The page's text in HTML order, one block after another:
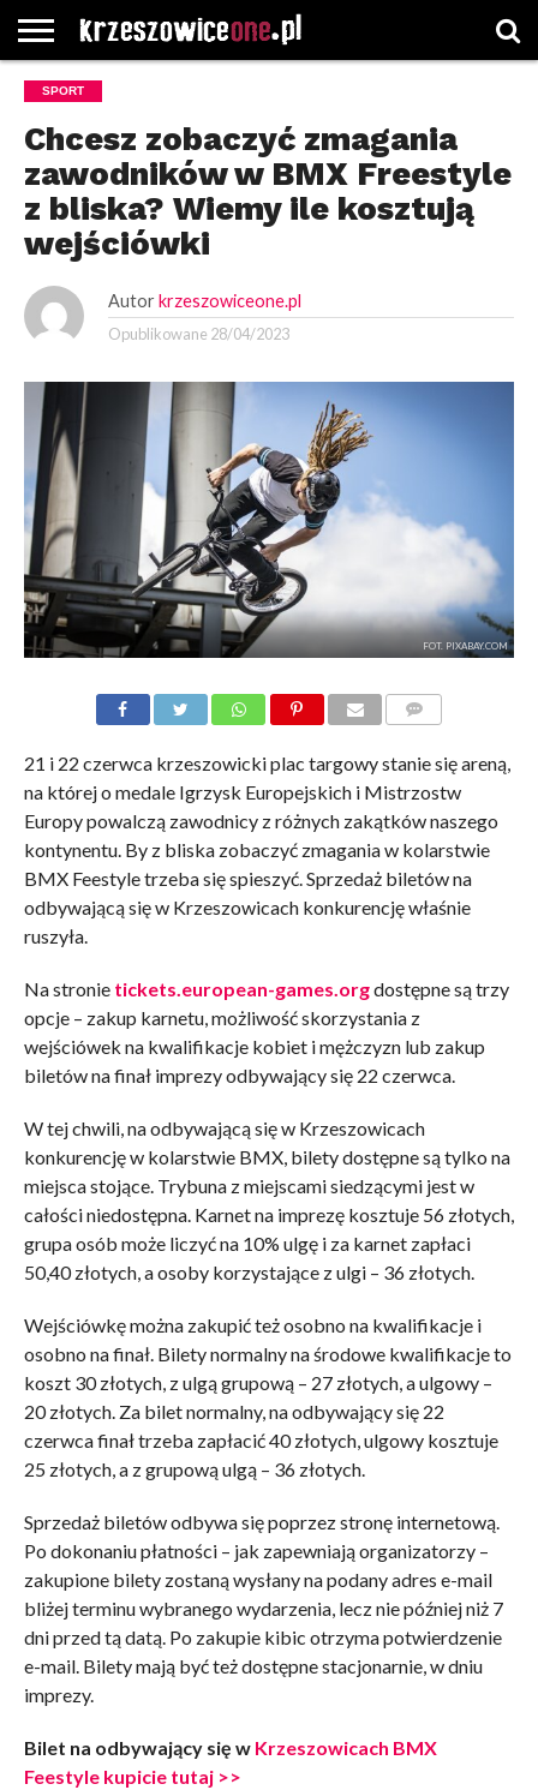
STRONA
GŁÓWNA
WYBORY
WYBIERZ
ROZKŁADY
GREGORCZYK
KONTAKT
SPORT
Chcesz zobaczyć zmagania
zawodników w BMX Freestyle
z bliska? Wiemy ile kosztują
wejściówki
Autor krzeszowiceone.pl
Opublikowane 28/04/2023
FOT. PIXABAY.COM
21 i 22 czerwca krzeszowicki plac targowy stanie się areną,
na której o medale Igrzysk Europejskich i Mistrzostw
Europy powalczą zawodnicy z różnych zakątków naszego
kontynentu. By z bliska zobaczyć zmagania w kolarstwie
BMX Feestyle trzeba się spieszyć. Sprzedaż biletów na
odbywającą się w Krzeszowicach konkurencję właśnie
ruszyła.
Na stronie tickets.european-games.orgdostępne są trzy
opcje – zakup karnetu, możliwość skorzystania z
wejściówek na kwalifikacje kobiet i mężczyzn lub zakup
biletów na finał imprezy odbywający się 22 czerwca.
W tej chwili, na odbywającą się w Krzeszowicach
konkurencję w kolarstwie BMX, bilety dostępne są tylko na
miejsca stojące. Trybuna z miejscami siedzącymi jest w
całości niedostępna. Karnet na imprezę kosztuje 56 złotych,
grupa osób może liczyć na 10% ulgę i za karnet zapłaci
50,40 złotych, a osoby korzystające z ulgi – 36 złotych.
Wejściówkę można zakupić też osobno na kwalifikacje i
osobno na finał. Bilety normalny na środowe kwalifikacje to
koszt 30 złotych, z ulgą grupową – 27 złotych, a ulgowy –
20 złotych. Za bilet normalny, na odbywający się 22
czerwca finał trzeba zapłacić 40 złotych, ulgowy kosztuje
25 złotych, a z grupową ulgą – 36 złotych.
Sprzedaż biletów odbywa się poprzez stronę internetową.
Po dokonaniu płatności – jak zapewniają organizatorzy –
zakupione bilety zostaną wysłany na podany adres e-mail
bliżej terminu wybranego wydarzenia, lecz nie później niż 7
dni przed tą datą. Po zakupie kibic otrzyma potwierdzenie
e-mail. Bilety mają być też dostępne stacjonarnie, w dniu
imprezy.
Bilet na odbywający się w Krzeszowicach BMX
Feestyle kupicie tutaj >>